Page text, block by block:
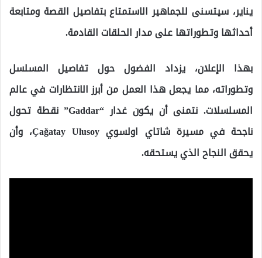
يناير، سيتسنى للجماهير الاستمتاع بتفاصيل القصة ومتابعة
أحداثها وتطوراتها على مدار الحلقات القادمة.
بهذا الإعلان، يزداد الفضول حول تفاصيل المسلسل
وتطوراته، مما يجعل هذا العمل من أبرز الانتظارات في عالم
المسلسلات. نتمنى أن يكون غدار “Gaddar” نقطة تحول
ناجحة في مسيرة شاتاي اولسوي Çağatay Ulusoy، وأن
يحقق النجاح الذي يستحقه.